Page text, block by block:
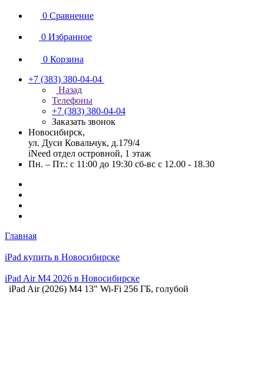
0 Сравнение
0 Избранное
0 Корзина
+7 (383) 380-04-04
Назад
Телефоны
+7 (383) 380-04-04
Заказать звонок
Новосибирск,
ул. Дуси Ковальчук, д.179/4
iNeed отдел островной, 1 этаж
Пн. – Пт.: с 11:00 до 19:30 сб-вс с 12.00 - 18.30
Главная
iPad купить в Новосибирске
iPad Air M4 2026 в Новосибирске
iPad Air (2026) M4 13" Wi-Fi 256 ГБ, голубой